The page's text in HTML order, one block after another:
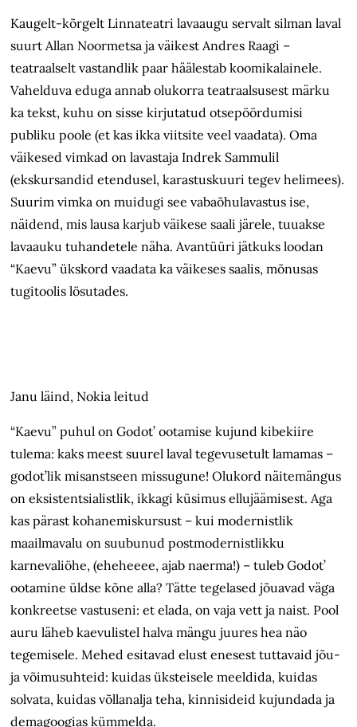
Kaugelt-kõrgelt Linnateatri lavaaugu servalt silman laval
suurt Allan Noormetsa ja väikest Andres Raagi –
teatraalselt vastandlik paar häälestab koomikalainele.
Vahelduva eduga annab olukorra teatraalsusest märku
ka tekst, kuhu on sisse kirjutatud otsepöördumisi
publiku poole (et kas ikka viitsite veel vaadata). Oma
väikesed vimkad on lavastaja Indrek Sammulil
(ekskursandid etendusel, karastuskuuri tegev helimees).
Suurim vimka on muidugi see vabaõhulavastus ise,
näidend, mis lausa karjub väikese saali järele, tuuakse
lavaauku tuhandetele näha. Avantüüri jätkuks loodan
“Kaevu” ükskord vaadata ka väikeses saalis, mõnusas
tugitoolis lösutades.
Janu läind, Nokia leitud
“Kaevu” puhul on Godot’ ootamise kujund kibekiire
tulema: kaks meest suurel laval tegevusetult lamamas –
godot’lik misanstseen missugune! Olukord näitemängus
on eksistentsialistlik, ikkagi küsimus ellujäämisest. Aga
kas pärast kohanemiskursust – kui modernistlik
maailmavalu on suubunud postmodernistlikku
karnevaliöhe, (eheheeee, ajab naerma!) – tuleb Godot’
ootamine üldse kõne alla? Tätte tegelased jõuavad väga
konkreetse vastuseni: et elada, on vaja vett ja naist. Pool
auru läheb kaevulistel halva mängu juures hea näo
tegemisele. Mehed esitavad elust enesest tuttavaid jõu-
ja võimusuhteid: kuidas üksteisele meeldida, kuidas
solvata, kuidas võllanalja teha, kinnisideid kujundada ja
demagoogias kümmelda.